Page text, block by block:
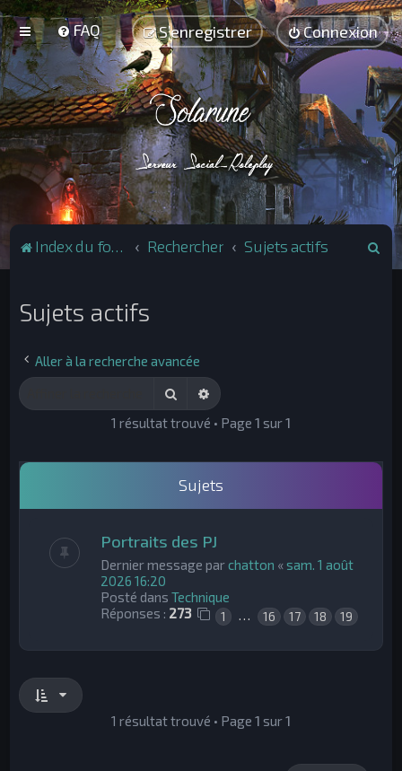
FAQ Connexion
S’enregistrer
Index du forum Rechercher Sujets actifs
r
Sujets actifs
Aller à la recherche avancée
RechercherRecherche avancée
1 résultat trouvé • Page 1 sur1
Sujets
Portraits des PJ
Dernier message parchatton « sam. 1 août
2026 16:20
Posté dansTechnique
Réponses : 273 1 … 16 17 18 19
1 résultat trouvé • Page 1 sur1